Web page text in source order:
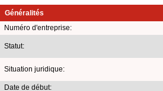
Généralités
Numéro d'entreprise:
Statut:
Situation juridique:
Date de début: